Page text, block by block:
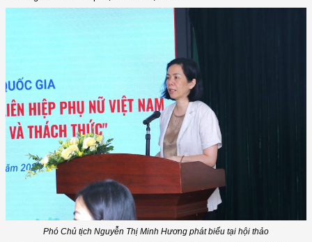
Phó Chủ tịch Nguyễn Thị Minh Hương phát biểu tại hội thảo